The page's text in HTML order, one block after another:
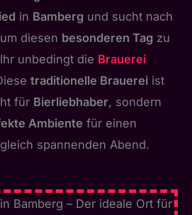
in Bamberg und sucht nach
diesen besonderen Tag zu
unbedingt die Brauerei
traditionelle Brauerei ist
für Bierliebhaber, sondern
Ambiente für einen
spannenden Abend.